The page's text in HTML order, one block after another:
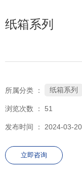
纸箱系列
所属分类 ： 纸箱系列
浏览次数 ： 51
发布时间 ： 2024-03-20
立即咨询